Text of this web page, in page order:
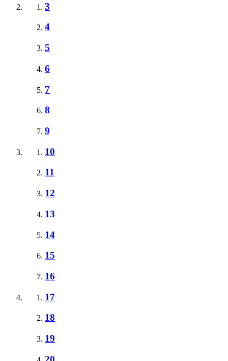
3
4
5
6
7
8
9
10
11
12
13
14
15
16
17
18
19